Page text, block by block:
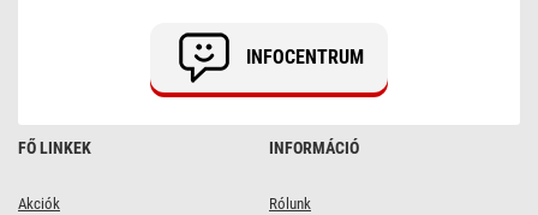
FŐ LINKEK
Akciók
INFORMÁCIÓ
Rólunk
INFOCENTRUM